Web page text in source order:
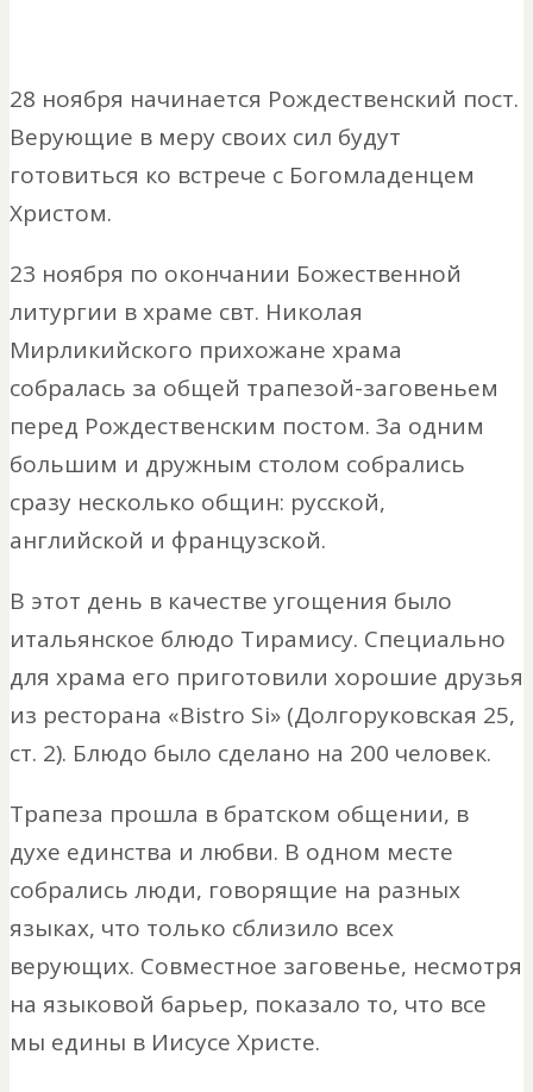
28 ноября начинается Рождественский пост.
Верующие в меру своих сил будут
готовиться ко встрече с Богомладенцем
Христом.
23 ноября по окончании Божественной
литургии в храме свт. Николая
Мирликийского прихожане храма
собралась за общей трапезой-заговеньем
перед Рождественским постом. За одним
большим и дружным столом собрались
сразу несколько общин: русской,
английской и французской.
В этот день в качестве угощения было
итальянское блюдо Тирамису. Специально
для храма его приготовили хорошие друзья
из ресторана «Bistro Si» (Долгоруковская 25,
ст. 2). Блюдо было сделано на 200 человек.
Трапеза прошла в братском общении, в
духе единства и любви. В одном месте
собрались люди, говорящие на разных
языках, что только сблизило всех
верующих. Совместное заговенье, несмотря
на языковой барьер, показало то, что все
мы едины в Иисусе Христе.